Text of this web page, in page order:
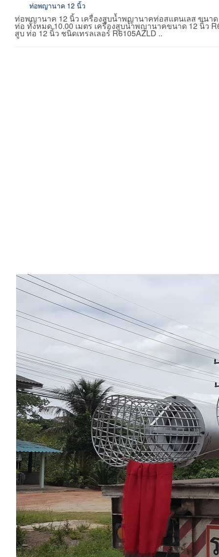
ท่อพญานาค 12 นิ้ว
ท่อพญานาค 12 นิ้ว เครื่องสูบน้ำพญานาคท่อสแตนเลส ขนาด
ท่อ ทั้งหมด 10.00 เมตร เครื่องสูบน้ำพญานาคขนาด 12 นิ้ว
สูบ ท่อ 12 นิ้ว ชนิดเทรลเลอร์ R6105AZLD ..